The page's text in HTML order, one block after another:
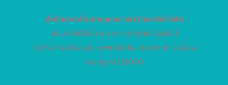
สำนักงานพัฒนาบุคคล มหาวิทยาลัยรังสิต
ห้อง 1-401 ชั้น 4 อาคารอาทิตย์ อุไรรัตน์
52/347 ม.เมืองเอก ถ.พหลโยธิน ต.หลักหก อ.เมือง
จ.ปทุมธานี 12000